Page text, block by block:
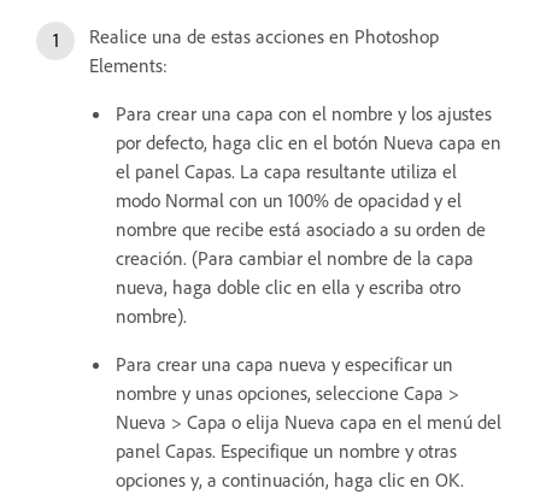
Realice una de estas acciones en Photoshop
Elements:
Para crear una capa con el nombre y los ajustes
por defecto, haga clic en el botón Nueva capa en
el panel Capas. La capa resultante utiliza el
modo Normal con un 100% de opacidad y el
nombre que recibe está asociado a su orden de
creación. (Para cambiar el nombre de la capa
nueva, haga doble clic en ella y escriba otro
nombre).
Para crear una capa nueva y especificar un
nombre y unas opciones, seleccione Capa >
Nueva > Capa o elija Nueva capa en el menú del
panel Capas. Especifique un nombre y otras
opciones y, a continuación, haga clic en OK.